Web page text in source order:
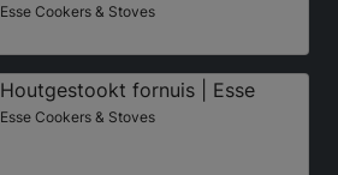
Esse Cookers & Stoves
Houtgestookt fornuis | Esse
Esse Cookers & Stoves